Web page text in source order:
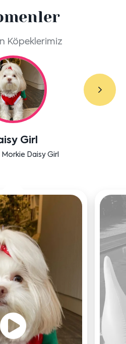
Köpeklerimiz
Bruno
dostu Bruno